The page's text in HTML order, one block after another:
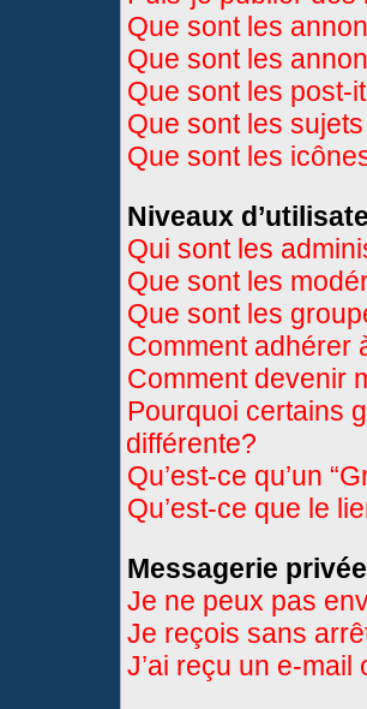
Que sont les
Que sont les
Que sont les post-
Que sont les
Que sont les
Niveaux
Qui sont les
Que sont les
Que sont les
Comment adhérer
Comment devenir
Pourquoi certains
différente?
Qu’est-ce qu’un
Qu’est-ce que le
Messagerie privée
Je ne peux pas
Je reçois sans
J’ai reçu un e-mail